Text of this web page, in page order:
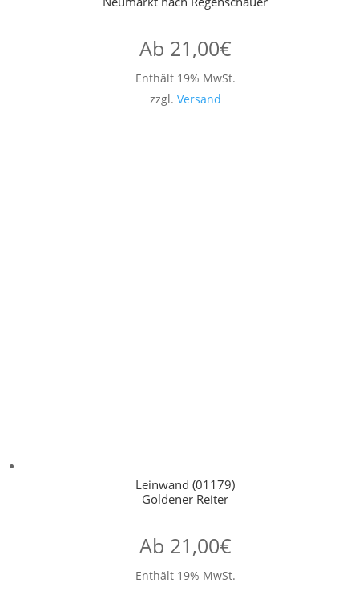
Ab 21,00€
Enthält 19% MwSt.
zzgl. Versand
Leinwand (01179)
Goldener Reiter
Ab 21,00€
Enthält 19% MwSt.